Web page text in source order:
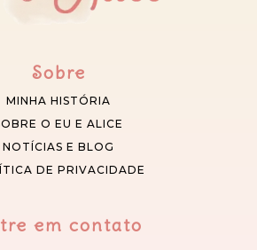
Sobre
MINHA HISTÓRIA
O EU E ALICE
NOTÍCIAS E BLOG
DE PRIVACIDADE
em contato